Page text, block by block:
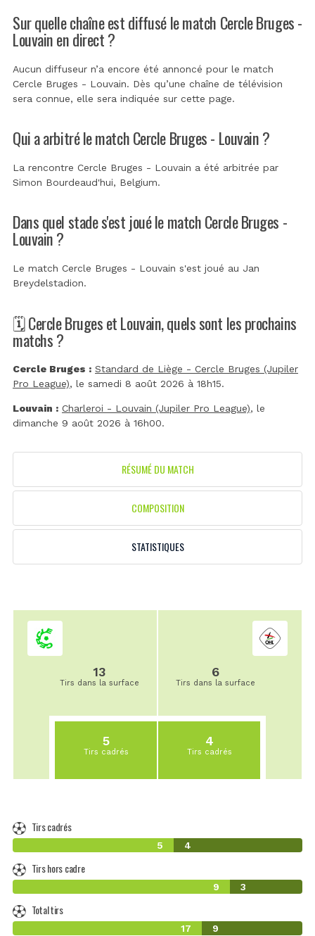
Sur quelle chaîne est diffusé le match Cercle Bruges -
Louvain en direct ?
Aucun diffuseur n’a encore été annoncé pour le match
Cercle Bruges - Louvain. Dès qu’une chaîne de télévision
sera connue, elle sera indiquée sur cette page.
Qui a arbitré le match Cercle Bruges - Louvain ?
La rencontre Cercle Bruges - Louvain a été arbitrée par
Simon Bourdeaud'hui, Belgium.
Dans quel stade s'est joué le match Cercle Bruges -
Louvain ?
Le match Cercle Bruges - Louvain s'est joué au Jan
Breydelstadion.
🗓️ Cercle Bruges et Louvain, quels sont les prochains
matchs ?
Cercle Bruges : Standard de Liège - Cercle Bruges (Jupiler
Pro League), le samedi 8 août 2026 à 18h15.
Louvain : Charleroi - Louvain (Jupiler Pro League), le
dimanche 9 août 2026 à 16h00.
RÉSUMÉ DU MATCH
COMPOSITION
STATISTIQUES
13
Tirs dans la surface
5
Tirs cadrés
6
Tirs dans la surface
4
Tirs cadrés
Tirs cadrés
5 4
Tirs hors cadre
9 3
Total tirs
17 9